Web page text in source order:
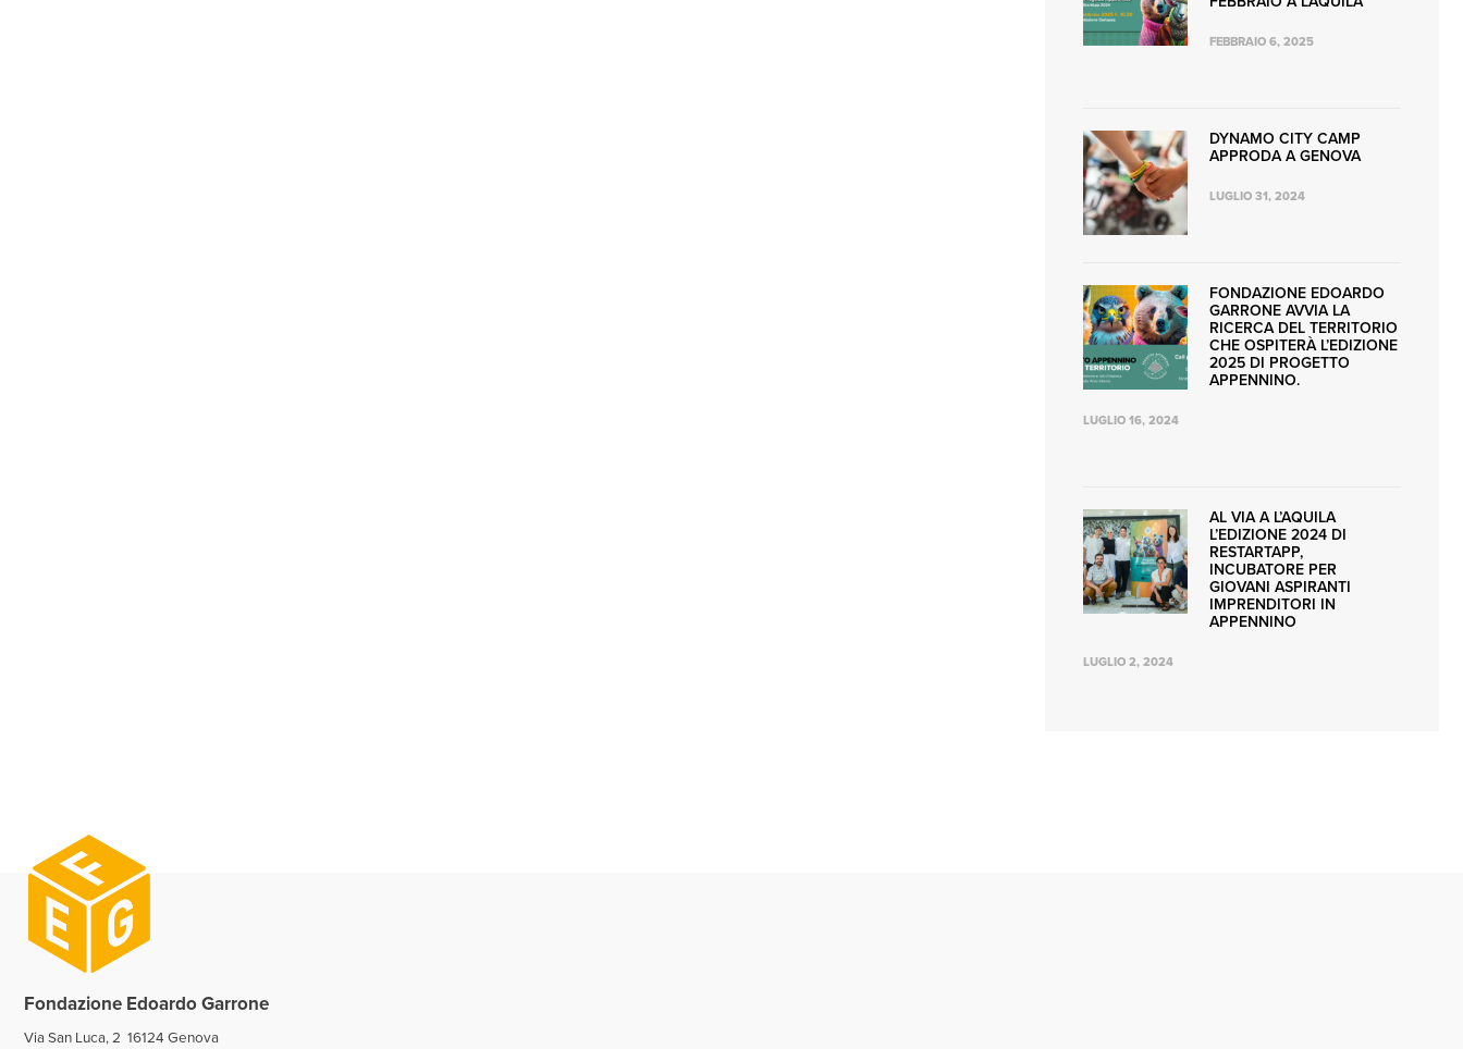
FEBBRAIO 6, 2025
DYNAMO CITY CAMP
APPRODA A GENOVA
LUGLIO 31, 2024
FONDAZIONE EDOARDO
GARRONE AVVIA LA
RICERCA DEL TERRITORIO
CHE OSPITERÀ L’EDIZIONE
2025 DI PROGETTO
APPENNINO.
LUGLIO 16, 2024
AL VIA A L’AQUILA
L’EDIZIONE 2024 DI
RESTARTAPP,
INCUBATORE PER
GIOVANI ASPIRANTI
IMPRENDITORI IN
APPENNINO
LUGLIO 2, 2024
Fondazione Edoardo Garrone
Via San Luca, 2 16124 Genova